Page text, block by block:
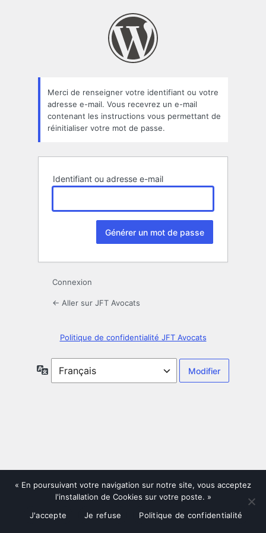
oublié
Merci de renseigner votre identifiant ou votre
adresse e-mail. Vous recevrez un e-mail
contenant les instructions vous permettant de
réinitialiser votre mot de passe.
Identifiant ou adresse e-mail
Connexion
← Aller sur JFT Avocats
Politique de confidentialité JFT Avocats
Langue
« En poursuivant votre navigation sur notre site, vous acceptez
l'installation de Cookies sur votre poste. »
J'accepte
Je refuse Politique de confidentialité